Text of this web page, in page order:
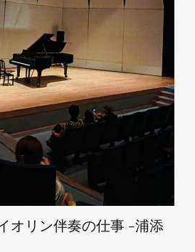
オリン伴奏の仕事 -浦添